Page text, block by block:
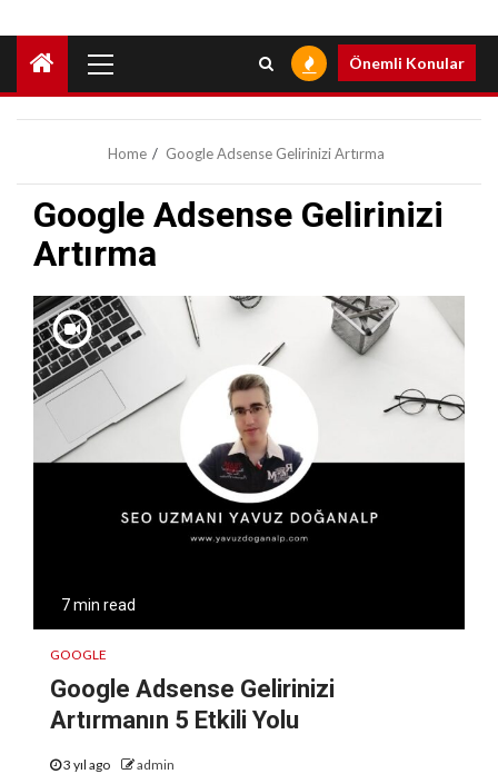
Menu
Önemli Konular
Home Google Adsense Gelirinizi Artırma
Google Adsense Gelirinizi
Artırma
7 min read
GOOGLE
Google Adsense Gelirinizi
Artırmanın 5 Etkili Yolu
3 yıl ago admin